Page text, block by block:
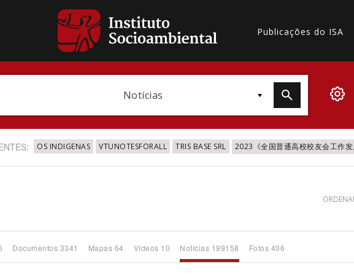
Publicações do ISA
Notícias
OS INDIGENAS VTUNOTESFORALL TRIS BASE SRL 2023《全国普通高校校友会工作
Documentos 3341 Mapas 64 Vídeos 10 Notícias 199158 Fotos 406